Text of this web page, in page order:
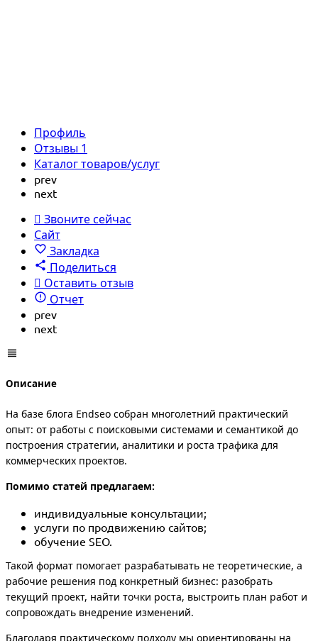
Профиль
Отзывы 1
Каталог товаров/услуг
prev
next
Звоните сейчас
Сайт
Закладка
Поделиться
Оставить отзыв
Отчет
prev
next
Описание
На базе блога Endseo собран многолетний практический
опыт: от работы с поисковыми системами и семантикой до
построения стратегии, аналитики и роста трафика для
коммерческих проектов.
Помимо статей предлагаем:
индивидуальные консультации;
услуги по продвижению сайтов;
обучение SEO.
Такой формат помогает разрабатывать не теоретические, а
рабочие решения под конкретный бизнес: разобрать
текущий проект, найти точки роста, выстроить план работ и
сопровождать внедрение изменений.
Благодаря практическому подходу мы ориентированы на